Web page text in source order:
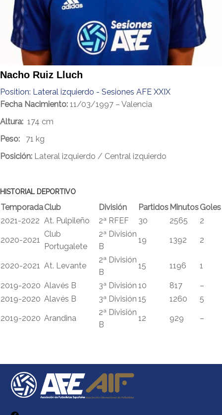
Nacho Ruiz Lluch
Position: Lateral izquierdo - Sesiones AFE XXIX
Fecha Nacimiento: 11/03/1997 – Valencia
Altura: 174 cm
Peso: 71 kg
Posición: Lateral izquierdo / Central izquierdo
HISTORIAL DEPORTIVO
TemporadaClub División Partidos MinutosGoles
2021-2022 At. Pulpileño 2ª RFEF 30 2565 2
2020-2021
Club
Portugalete
2ª División
B
19 1392 2
2020-2021 At. Levante
2ª División
B
15 1196 1
2019-2020 Alavés B 3ª División 10 817
–
2019-2020 Alavés B 3ª División 15 1260 5
2019-2020 Arandina
2ª División
B
12 929 –